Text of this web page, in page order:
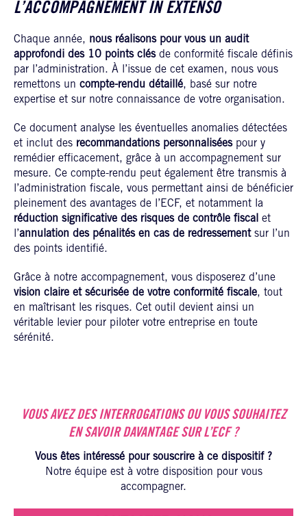
L’ACCOMPAGNEMENT IN EXTENSO
Chaque année, nous réalisons pour vous un audit
approfondi des 10 points clés de conformité fiscale définis
par l’administration. À l’issue de cet examen, nous vous
remettons un compte-rendu détaillé, basé sur notre
expertise et sur notre connaissance de votre organisation.
Ce document analyse les éventuelles anomalies détectées
et inclut des recommandations personnaliséespour y
remédier efficacement, grâce à un accompagnement sur
mesure. Ce compte-rendu peut également être transmis à
l’administration fiscale, vous permettant ainsi de bénéficier
pleinement des avantages de l’ECF, et notamment la
réduction significative des risques de contrôle fiscal et
l’annulation des pénalités en cas de redressementsur l’un
des points identifié.
Grâce à notre accompagnement, vous disposerez d’une
vision claire et sécurisée de votre conformité fiscale, tout
en maîtrisant les risques. Cet outil devient ainsi un
véritable levier pour piloter votre entreprise en toute
sérénité.
VOUS AVEZ DES INTERROGATIONS OU VOUS SOUHAITEZ
EN SAVOIR DAVANTAGE SUR L’ECF ?
Vous êtes intéressé pour souscrire à ce dispositif ?
Notre équipe est à votre disposition pour vous
accompagner.